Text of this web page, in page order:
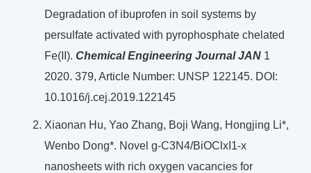
Degradation of ibuprofen in soil systems by
persulfate activated with pyrophosphate chelated
Fe(II). Chemical Engineering Journal JAN 1
2020. 379, Article Number: UNSP 122145. DOI:
10.1016/j.cej.2019.122145
Xiaonan Hu, Yao Zhang, Boji Wang, Hongjing Li*,
Wenbo Dong*. Novel g-C3N4/BiOClxI1-x
nanosheets with rich oxygen vacancies for